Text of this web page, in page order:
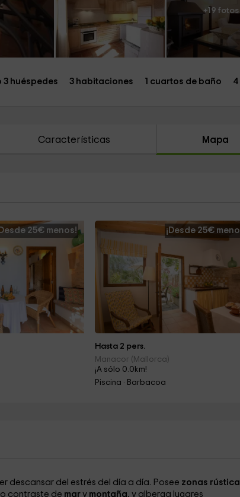
+19 fotos
3 huéspedes 3 habitaciones 1 cuartos de baño
Características Mapa
25€ menos! ¡Desde 25€
Hasta 2 pers.
Manacor (Mallorca)
¡A sólo 0.0km!
Piscina · Barbacoa
descansar del estrés del día a día. Posee zonas rústica
contraste de mar y montaña, y alberga lugares